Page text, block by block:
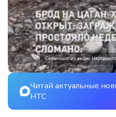
Скриншот из видео
Читай актуальные
НТС